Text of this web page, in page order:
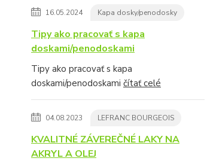
16.05.2024 Kapa dosky/penodosky
Tipy ako pracovať s kapa
doskami/penodoskami
Tipy ako pracovať s kapa
doskami/penodoskami čítať celé
04.08.2023 LEFRANC BOURGEOIS
KVALITNÉ ZÁVEREČNÉ LAKY NA
AKRYL A OLEJ